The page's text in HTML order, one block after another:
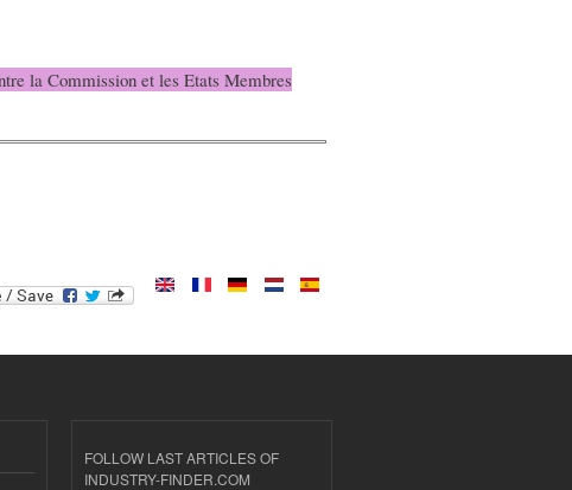
la Commission et les Etats Membres
FOLLOW LAST ARTICLES OF
INDUSTRY-FINDER.COM